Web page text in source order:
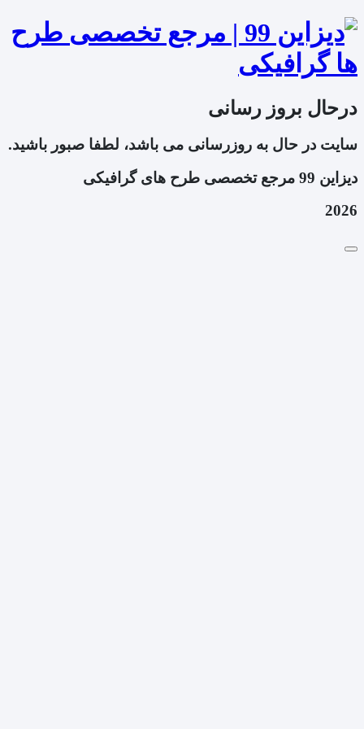
درحال بروز رسانی
سایت در حال به روزرسانی می باشد، لطفا صبور باشید.
دیزاین 99 مرجع تخصصی طرح های گرافیکی
2026